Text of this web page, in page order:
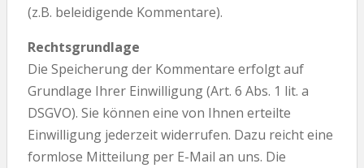
(z.B. beleidigende Kommentare).
Rechtsgrundlage
Die Speicherung der Kommentare erfolgt auf
Grundlage Ihrer Einwilligung (Art. 6 Abs. 1 lit. a
DSGVO). Sie können eine von Ihnen erteilte
Einwilligung jederzeit widerrufen. Dazu reicht eine
formlose Mitteilung per E-Mail an uns. Die